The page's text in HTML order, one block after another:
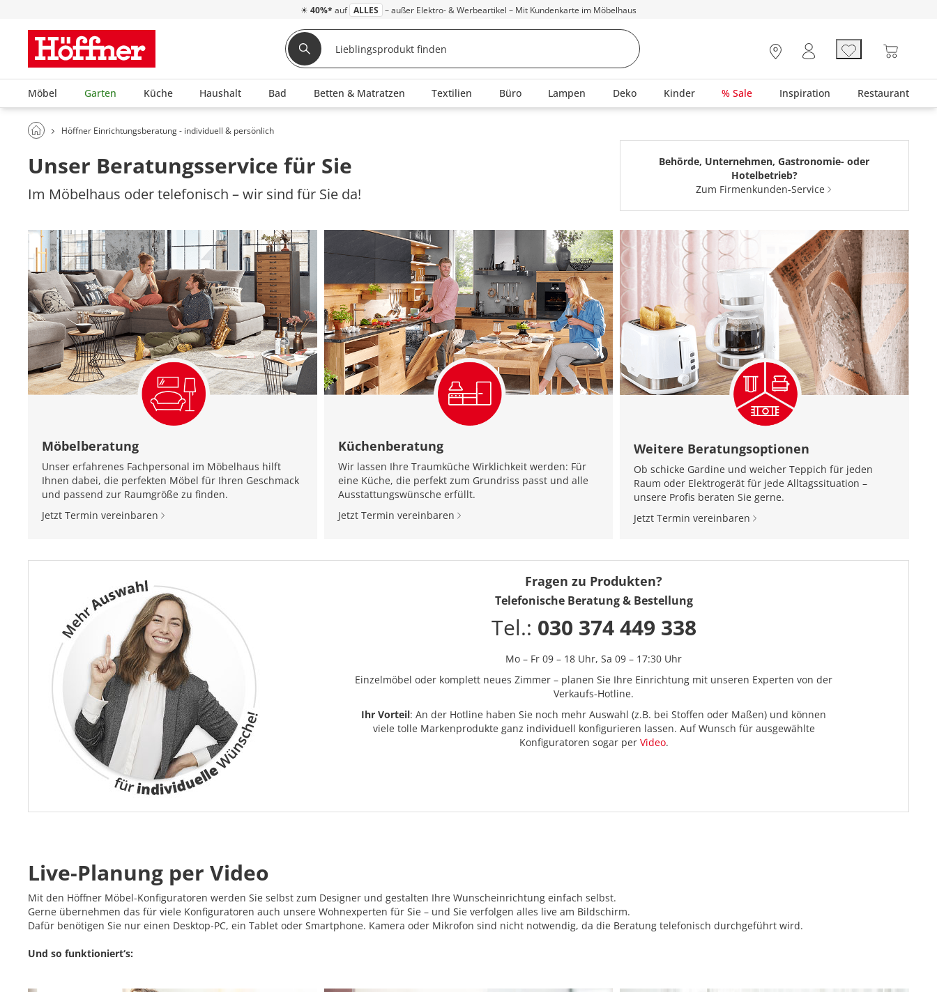
☀ 40%* auf ALLES – außer Elektro- & Werbeartikel – Mit Kundenkarte im Möbelhaus
Möbel Garten Küche Haushalt Bad Betten & Matratzen Textilien Büro Lampen Deko Kinder % Sale Inspiration Restaurant
Höffner Einrichtungsberatung - individuell & persönlich
Unser Beratungsservice für Sie
Im Möbelhaus oder telefonisch – wir sind für Sie da!
Behörde, Unternehmen, Gastronomie- oder
Hotelbetrieb?
Zum Firmenkunden-Service
Möbelberatung
Unser erfahrenes Fachpersonal im Möbelhaus hilft
Ihnen dabei, die perfekten Möbel für Ihren Geschmack
und passend zur Raumgröße zu finden.
Jetzt Termin vereinbaren
Küchenberatung
Wir lassen Ihre Traumküche Wirklichkeit werden: Für
eine Küche, die perfekt zum Grundriss passt und alle
Ausstattungswünsche erfüllt.
Jetzt Termin vereinbaren
Weitere Beratungsoptionen
Ob schicke Gardine und weicher Teppich für jeden
Raum oder Elektrogerät für jede Alltagssituation –
unsere Profis beraten Sie gerne.
Jetzt Termin vereinbaren
Fragen zu Produkten?
Telefonische Beratung & Bestellung
Tel.: 030 374 449 338
Mo – Fr 09 – 18 Uhr,Sa 09 – 17:30 Uhr
Einzelmöbel oder komplett neues Zimmer – planen Sie Ihre Einrichtung mit unseren Experten von der
Verkaufs-Hotline.
Ihr Vorteil: An der Hotline haben Sie noch mehr Auswahl (z.B. bei Stoffen oder Maßen) und können
viele tolle Markenprodukte ganz individuell konfigurieren lassen. Auf Wunsch für ausgewählte
Konfiguratoren sogar per Video.
Live-Planung per Video
Mit den Höffner Möbel-Konfiguratoren werden Sie selbst zum Designer und gestalten Ihre Wunscheinrichtung einfach selbst.
Gerne übernehmen das für viele Konfiguratoren auch unsere Wohnexperten für Sie – und Sie verfolgen alles live am Bildschirm.
Dafür benötigen Sie nur einen Desktop-PC, ein Tablet oder Smartphone. Kamera oder Mikrofon sind nicht notwendig, da die Beratung telefonisch durchgeführt wird.
Und so funktioniert‘s: